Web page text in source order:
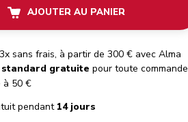
AJOUTER AU PANIER
sans frais, à partir de 300 € avec Alma
standard gratuite pour toute commande
à 50 €
pendant 14 jours